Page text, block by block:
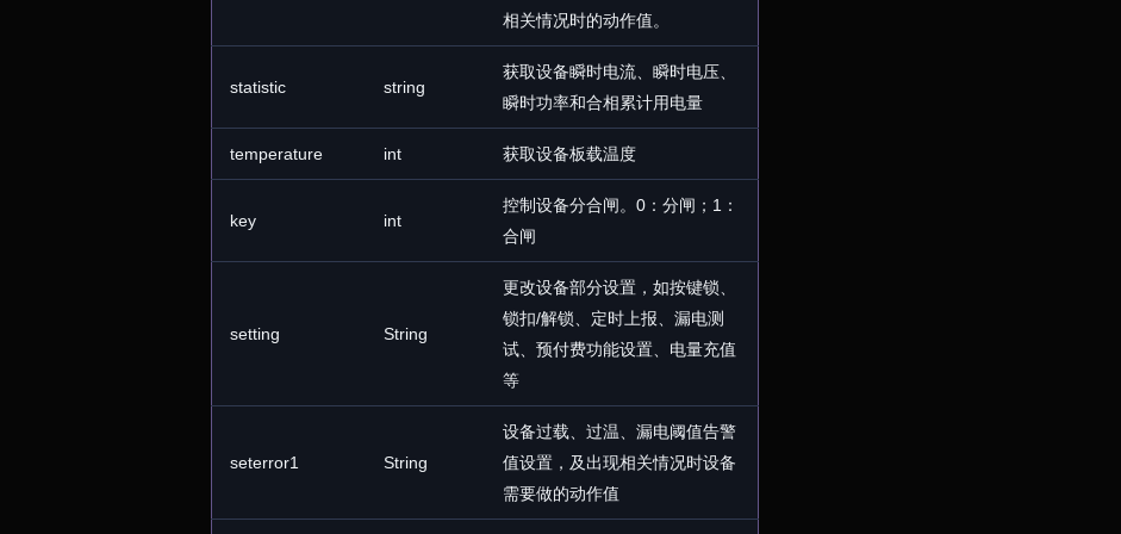
相关情况时的动作值。
statistic string
获取设备瞬时电流、瞬时电压、
瞬时功率和合相累计用电量
temperature int 获取设备板载温度
key int
控制设备分合闸。0：分闸；1：
合闸
setting String
更改设备部分设置，如按键锁、
锁扣/解锁、定时上报、漏电测
试、预付费功能设置、电量充值
等
seterror1 String
设备过载、过温、漏电阈值告警
值设置，及出现相关情况时设备
需要做的动作值